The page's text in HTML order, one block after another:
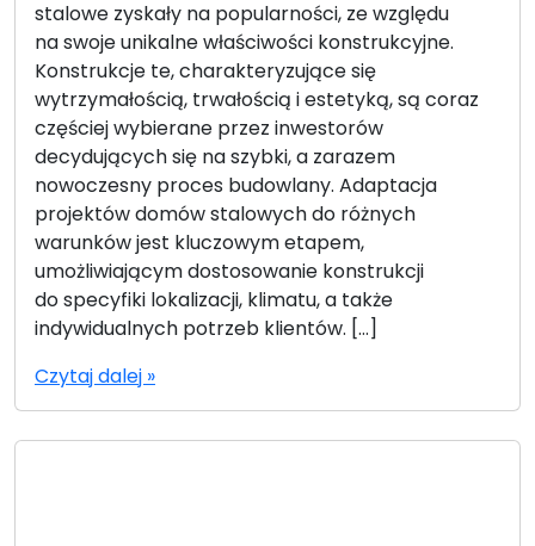
stalowe zyskały na popularności, ze względu
na swoje unikalne właściwości konstrukcyjne.
Konstrukcje te, charakteryzujące się
wytrzymałością, trwałością i estetyką, są coraz
częściej wybierane przez inwestorów
decydujących się na szybki, a zarazem
nowoczesny proces budowlany. Adaptacja
projektów domów stalowych do różnych
warunków jest kluczowym etapem,
umożliwiającym dostosowanie konstrukcji
do specyfiki lokalizacji, klimatu, a także
indywidualnych potrzeb klientów. […]
Czytaj dalej »